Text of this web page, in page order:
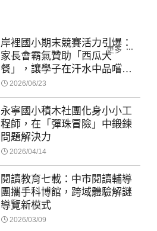
更多
岸裡國小期末競賽活力引爆：
家長會霸氣贊助「西瓜大
餐」，讓學子在汗水中品嚐團
結甜味
2026/06/23
永寧國小積木社團化身小小工
程師，在「彈珠冒險」中鍛鍊
問題解決力
2026/04/14
閱讀教育七載：中市閱讀輔導
團攜手科博館，跨域體驗解謎
導覽新模式
2026/03/09